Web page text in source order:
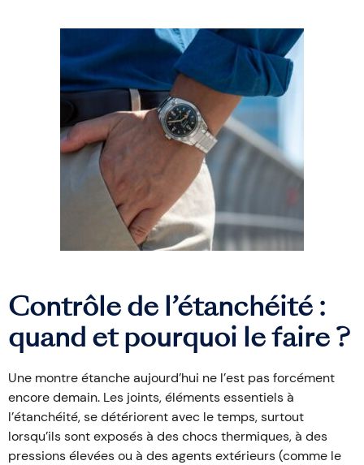
Contrôle de l’étanchéité :
quand et pourquoi le faire ?
Une montre étanche aujourd’hui ne l’est pas forcément
encore demain. Les joints, éléments essentiels à
l’étanchéité, se détériorent avec le temps, surtout
lorsqu’ils sont exposés à des chocs thermiques, à des
pressions élevées ou à des agents extérieurs (comme le